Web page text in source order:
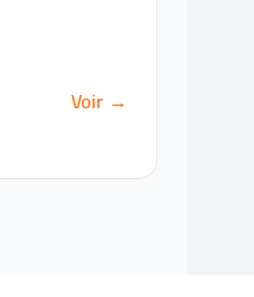
Voir →